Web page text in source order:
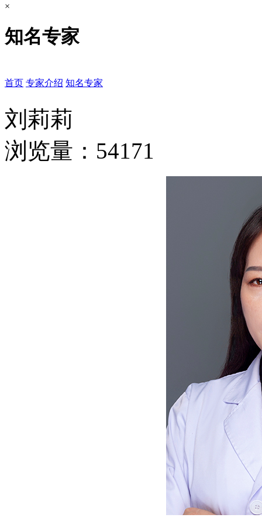
×
知名专家
首页 专家介绍 知名专家
刘莉莉
浏览量：54171